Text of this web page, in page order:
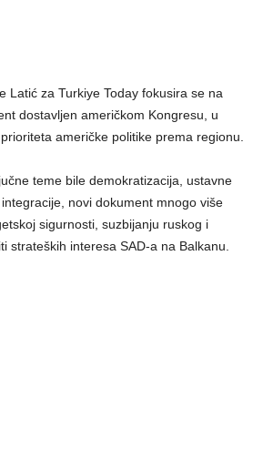
Latić za Turkiye Today fokusira se na
dostavljen američkom Kongresu, u
američke politike prema regionu.
teme bile demokratizacija, ustavne
novi dokument mnogo više
sigurnosti, suzbijanju ruskog i
strateških interesa SAD-a na Balkanu.